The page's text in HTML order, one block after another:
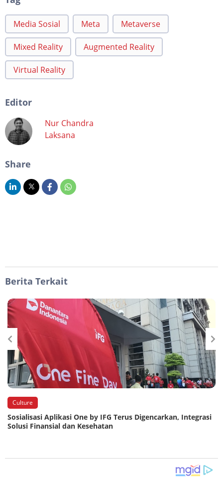
Media Sosial Meta Metaverse
Mixed Reality Augmented Reality
Virtual Reality
Editor
Nur Chandra
Laksana
Share
Berita Terkait
Culture
Sosialisasi Aplikasi One by IFG Terus Digencarkan, Integrasi
Solusi Finansial dan Kesehatan